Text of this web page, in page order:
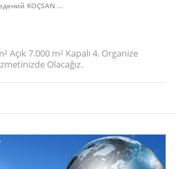
KOÇSAN ...
Açık 7.000 m² Kapalı 4. Organize
Olacağız.